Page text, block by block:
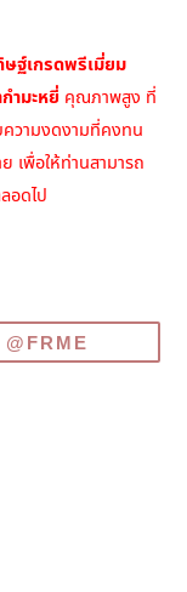
ษฐ์เกรดพรีเมี่ยม
ำมะหยี่ คุณภาพสูง ที่
ความงดงามที่คงทน
เพื่อให้ท่านสามารถ
อดไป